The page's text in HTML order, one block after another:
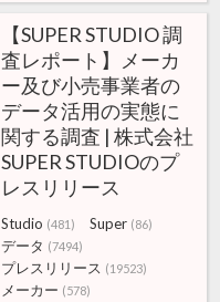
【SUPER STUDIO 調
査レポート】メーカ
ー及び小売事業者の
データ活用の実態に
関する調査 | 株式会社
SUPER STUDIOのプ
レスリリース
Studio (481) Super (86)
データ (7494)
プレスリリース (19523)
メーカー (578)